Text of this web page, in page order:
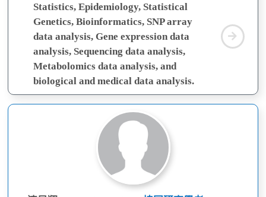
Youtube
Statistics, Epidemiology, Statistical
Genetics, Bioinformatics, SNP array
data analysis, Gene expression data
analysis, Sequencing data analysis,
Metabolomics data analysis, and
biological and medical data analysis.
梁
佑